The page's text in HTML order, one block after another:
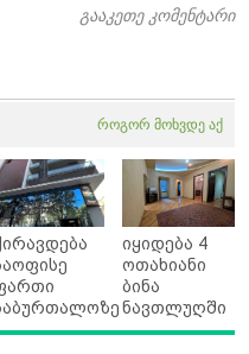
გააკეთე კომენტარი
როგორ მოხვდე აქ
იყიდება 4
ოთახიანი
ბინა
ნავთლუღში